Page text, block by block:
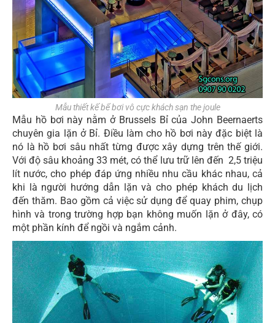
Mẫu thiết kế bể bơi vô cực khách sạn the joule
Mẫu hồ bơi này nằm ở Brussels Bỉ của John Beernaerts
chuyên gia lặn ở Bỉ. Điều làm cho hồ bơi này đặc biệt là
nó là hồ bơi sâu nhất từng được xây dựng trên thế giới.
Với độ sâu khoảng 33 mét, có thể lưu trữ lên đến 2,5 triệu
lít nước, cho phép đáp ứng nhiều nhu cầu khác nhau, cả
khi là người hướng dẫn lặn và cho phép khách du lịch
đến thăm. Bao gồm cả việc sử dụng để quay phim, chụp
hình và trong trường hợp bạn không muốn lặn ở đây, có
một phần kính để ngồi và ngắm cảnh.